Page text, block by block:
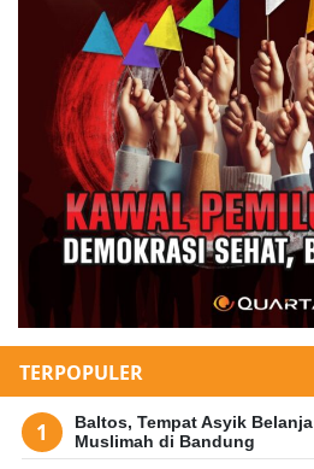
TERPOPULER
Baltos, Tempat Asyik
Muslimah di Bandung